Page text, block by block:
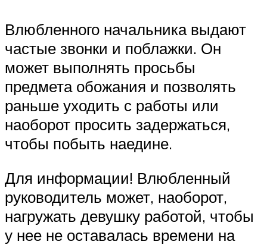
Влюбленного начальника выдают
частые звонки и поблажки. Он
может выполнять просьбы
предмета обожания и позволять
раньше уходить с работы или
наоборот просить задержаться,
чтобы побыть наедине.
Для информации! Влюбленный
руководитель может, наоборот,
нагружать девушку работой, чтобы
у нее не оставалась времени на